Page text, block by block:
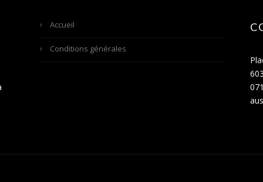
Accueil
Conditions générales